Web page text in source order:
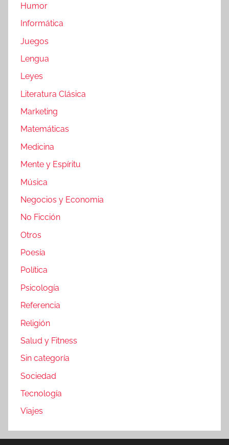
Humor
Informática
Juegos
Lengua
Leyes
Literatura Clásica
Marketing
Matemáticas
Medicina
Mente y Espíritu
Música
Negocios y Economia
No Ficción
Otros
Poesía
Política
Psicología
Referencia
Religión
Salud y Fitness
Sin categoría
Sociedad
Tecnología
Viajes